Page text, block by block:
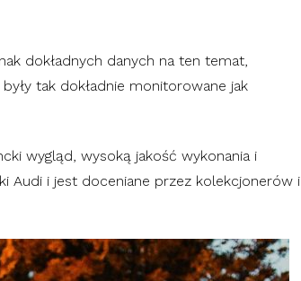
dokładnych danych na ten temat,
tak dokładnie monitorowane jak
wygląd, wysoką jakość wykonania i
Audi i jest doceniane przez kolekcjonerów i